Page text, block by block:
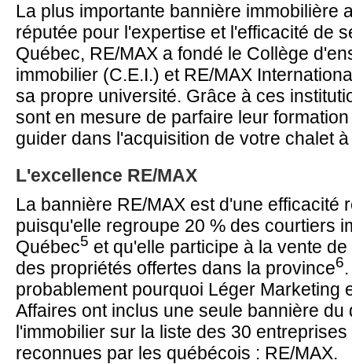
La plus importante bannière immobilière
réputée pour l'expertise et l'efficacité de
Québec, RE/MAX a fondé le Collège
immobilier (C.E.I.) et RE/MAX
sa propre université. Grâce à ces
sont en mesure de parfaire leur
guider dans l'acquisition de votre chalet
L'excellence RE/MAX
La bannière RE/MAX est d'une efficacité
puisqu'elle regroupe 20 % des courtiers
Québec5 et qu'elle participe à la vente
des propriétés offertes dans la province6
probablement pourquoi Léger Marketing
Affaires ont inclus une seule bannière du
l'immobilier sur la liste des 30
reconnues par les québécois : RE/MAX.